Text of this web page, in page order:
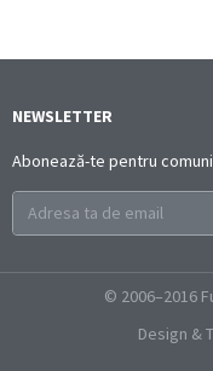
NEWSLETTER
Abonează-te pentru
© 2006–2016
Design &